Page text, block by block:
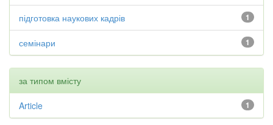
1
підготовка наукових кадрів
1
семінари
за типом вмісту
1
Article